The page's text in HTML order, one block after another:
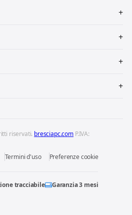
riservati. bresciapc.com P.IVA:
Termini d'uso Preferenze cookie
tracciabile Garanzia 3 mesi